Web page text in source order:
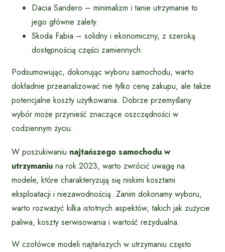
Dacia Sandero – minimalizm i tanie utrzymanie to
jego główne zalety.
Skoda Fabia – solidny i ekonomiczny, z szeroką
dostępnością części zamiennych.
Podsumowując, dokonując wyboru samochodu, warto
dokładnie przeanalizować nie tylko cenę zakupu, ale także
potencjalne koszty użytkowania. Dobrze przemyślany
wybór może przynieść znaczące oszczędności w
codziennym życiu.
W poszukiwaniu najtańszego samochodu w
utrzymaniu na rok 2023, warto zwrócić uwagę na
modele, które charakteryzują się niskimi kosztami
eksploatacji i niezawodnością. Zanim dokonamy wyboru,
warto rozważyć kilka istotnych aspektów, takich jak zużycie
paliwa, koszty serwisowania i wartość rezydualna.
W czołówce modeli najtańszych w utrzymaniu często